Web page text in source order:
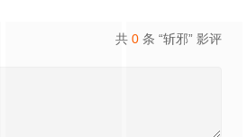
共 0 条 “斩邪” 影评